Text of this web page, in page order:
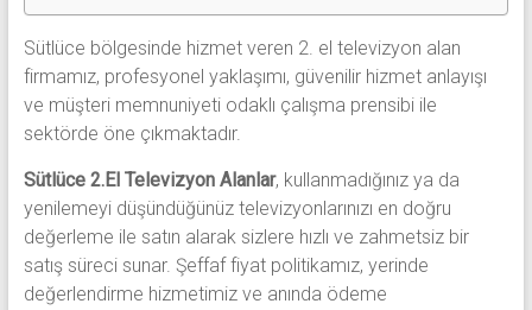
Sütlüce bölgesinde hizmet veren 2. el televizyon alan
firmamız, profesyonel yaklaşımı, güvenilir hizmet anlayışı
ve müşteri memnuniyeti odaklı çalışma prensibi ile
sektörde öne çıkmaktadır.
Sütlüce 2.El Televizyon Alanlar, kullanmadığınız ya da
yenilemeyi düşündüğünüz televizyonlarınızı en doğru
değerleme ile satın alarak sizlere hızlı ve zahmetsiz bir
satış süreci sunar. Şeffaf fiyat politikamız, yerinde
değerlendirme hizmetimiz ve anında ödeme